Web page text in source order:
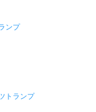
ンプ
トランプ